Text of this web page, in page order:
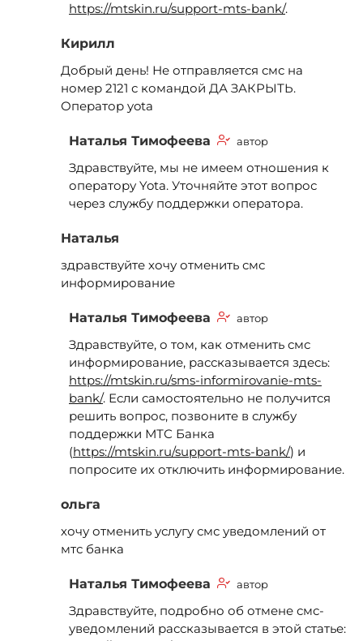
https://mtskin.ru/support-mts-bank/.
Кирилл
Добрый день! Не отправляется смс на
номер 2121 с командой ДА ЗАКРЫТЬ.
Оператор yota
Наталья Тимофеева автор
Здравствуйте, мы не имеем отношения к
оператору Yota. Уточняйте этот вопрос
через службу поддержки оператора.
Наталья
здравствуйте хочу отменить смс
информирование
Наталья Тимофеева автор
Здравствуйте, о том, как отменить смс
информирование, рассказывается здесь:
https://mtskin.ru/sms-informirovanie-mts-
bank/. Если самостоятельно не получится
решить вопрос, позвоните в службу
поддержки МТС Банка
(https://mtskin.ru/support-mts-bank/) и
попросите их отключить информирование.
ольга
хочу отменить услугу смс уведомлений от
мтс банка
Наталья Тимофеева автор
Здравствуйте, подробно об отмене смс-
уведомлений рассказывается в этой статье: